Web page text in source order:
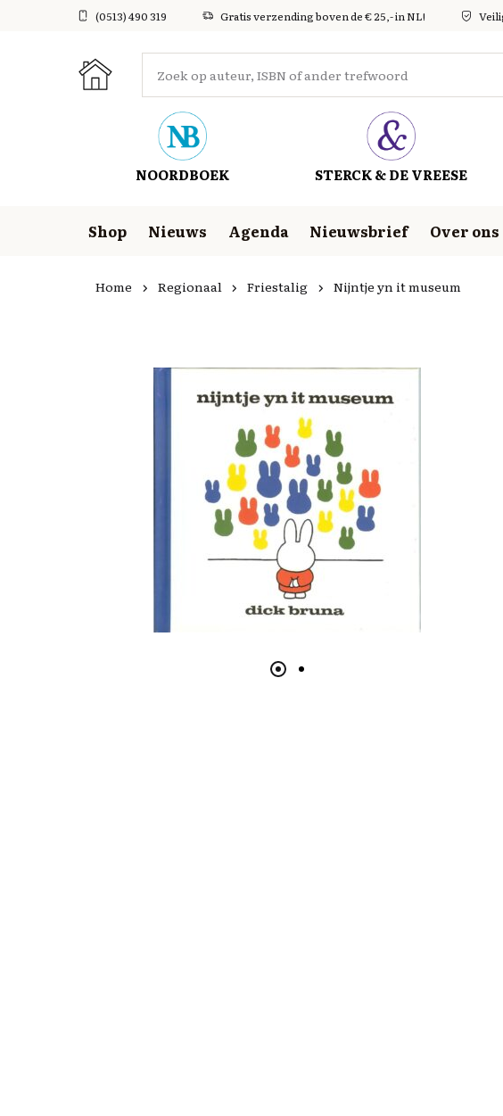
(0513) 490 319 Gratis verzending boven de € 25,- in NL!
NOORDBOEK STERCK & DE VREESE
Shop Nieuws Agenda Nieuwsbrief Over ons
Home Regionaal Friestalig Nijntje yn it museum